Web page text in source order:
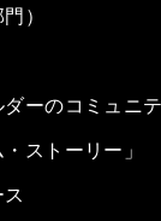
）
ーのコミュニ
ストーリー」